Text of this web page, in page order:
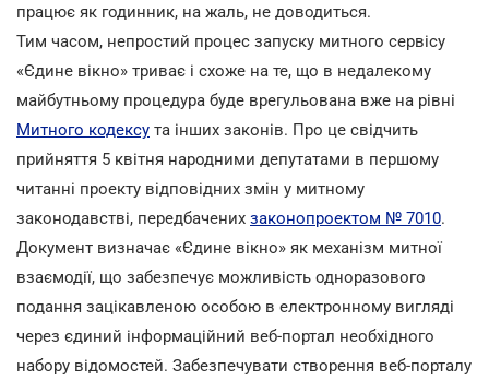
працює як годинник, на жаль, не доводиться.
Тим часом, непростий процес запуску митного сервісу
«Єдине вікно» триває і схоже на те, що в недалекому
майбутньому процедура буде врегульована вже на рівні
Митного кодексу та інших законів. Про це свідчить
прийняття 5 квітня народними депутатами в першому
читанні проекту відповідних змін у митному
законодавстві, передбачених законопроектом № 7010.
Документ визначає «Єдине вікно» як механізм митної
взаємодії, що забезпечує можливість одноразового
подання зацікавленою особою в електронному вигляді
через єдиний інформаційний веб-портал необхідного
набору відомостей. Забезпечувати створення веб-порталу